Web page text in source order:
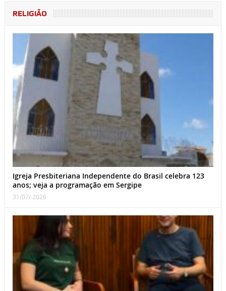
RELIGIÃO
Igreja Presbiteriana Independente do Brasil celebra 123
anos; veja a programação em Sergipe
31/07/ 2026